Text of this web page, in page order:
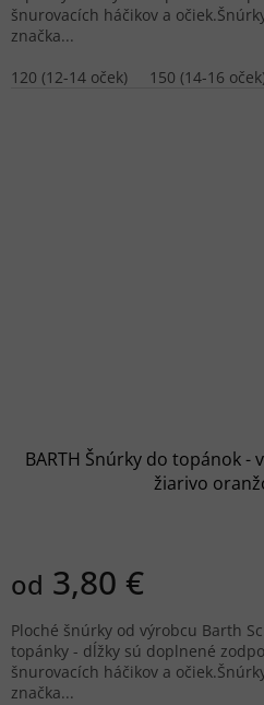
šnurovacích háčikov a
značka...
120 (12-14 oček)
150 (14-16
BARTH Šnúrky do topánok -
žiarivo
od 3,80 €
Ploché šnúrky od výrobcu Barth
topánky - dĺžky sú doplnené
šnurovacích háčikov a
značka...